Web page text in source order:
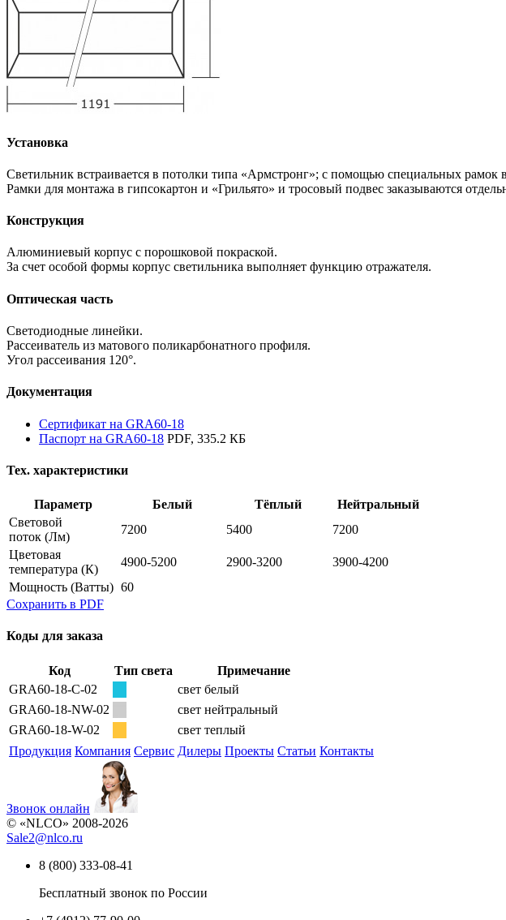
Установка
Светильник встраивается в потолки типа «Армстронг»; с помощью специальных
Рамки для монтажа в гипсокартон и «Грильято» и тросовый подвес заказываются
Конструкция
Алюминиевый корпус с порошковой покраской.
За счет особой формы корпус светильника выполняет функцию отражателя.
Оптическая часть
Светодиодные линейки.
Рассеиватель из матового поликарбонатного профиля.
Угол рассеивания 120°.
Документация
Сертификат на GRA60-18
Паспорт на GRA60-18 PDF, 335.2 КБ
Тех. характеристики
Параметр Белый Тёплый
Нейтральный
Световой
поток (Лм)
7200 5400
7200
Цветовая
температура (К)
4900-5200 2900-3200
3900-4200
Мощность (Ватты) 60
Сохранить в PDF
Коды для заказа
Код Тип света
Примечание
GRA60-18-C-02
свет белый
GRA60-18-NW-02
свет нейтральный
GRA60-18-W-02
свет теплый
Продукция Компания Сервис Дилеры Проекты Статьи Контакты
Звонок онлайн
© «NLCO» 2008-2026
Sale2@nlco.ru
8 (800) 333-08-41
Бесплатный звонок по России